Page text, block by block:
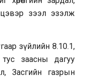
цэвэр зээл эзэлж
зүйлийн 8.10.1,
заасны дагуу
Засгийн газрын